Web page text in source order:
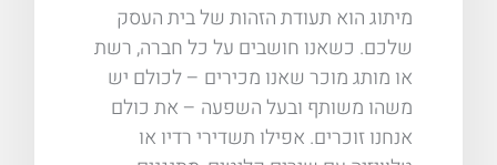
מיתוג הוא תעודת הזהות של בית העסק
שלכם. כשאנו חושבים על כל חברה, רשת
או מותג מוכר שאנו מכירים – לכולם יש
משהו משותף ובעל השפעה – את כולם
אנחנו זוכרים. אפילו תשדירי רדיו או